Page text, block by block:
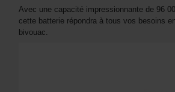
Avec une capacité impressionnante de 96
cette batterie répondra à tous vos besoins
bivouac.